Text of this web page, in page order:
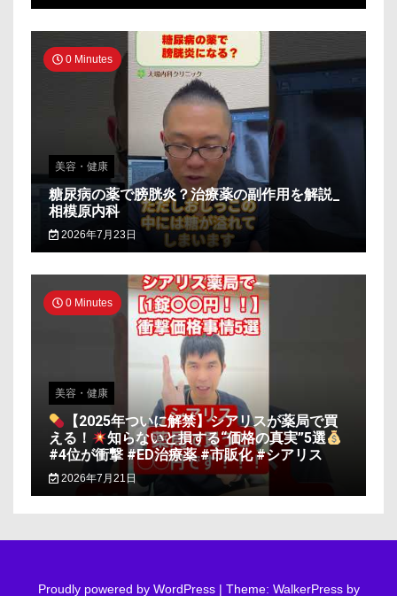
0 Minutes
美容・健康
糖尿病の薬で膀胱炎？治療薬の副作用を解説_
相模原内科
2026年7月23日
0 Minutes
美容・健康
【2025年ついに解禁】シアリスが薬局で買
える！
知らないと損する“価格の真実”5選
#4位が衝撃 #ED治療薬 #市販化 #シアリス
2026年7月21日
Proudly powered by WordPress | Theme: WalkerPress by